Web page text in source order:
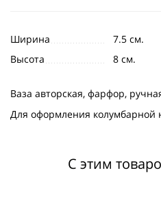
Ширина
7.5 см.
Высота
8 см.
Ваза авторская, фарфор,
Для оформления колумбарной
С этим